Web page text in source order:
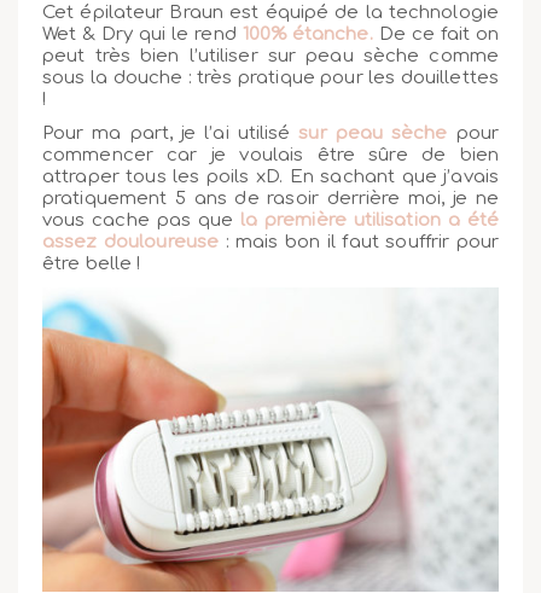
Cet épilateur Braun est équipé de la technologie
Wet & Dry qui le rend 100% étanche. De ce fait on
peut très bien l’utiliser sur peau sèche comme
sous la douche : très pratique pour les douillettes
!
Pour ma part, je l’ai utilisésur peau sèche pour
commencer car je voulais être sûre de bien
attraper tous les poils xD. En sachant que j’avais
pratiquement 5 ans de rasoir derrière moi, je ne
vous cache pas que la première utilisation a été
assez douloureuse : mais bon il faut souffrir pour
être belle !